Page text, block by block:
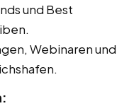
und Best
Webinaren und